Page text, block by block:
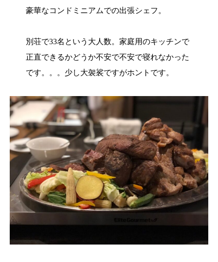
豪華なコンドミニアムでの出張シェフ。
別荘で33名という大人数。家庭用のキッチンで
正直できるかどうか不安で不安で寝れなかった
です。。。少し大袈裟ですがホントです。